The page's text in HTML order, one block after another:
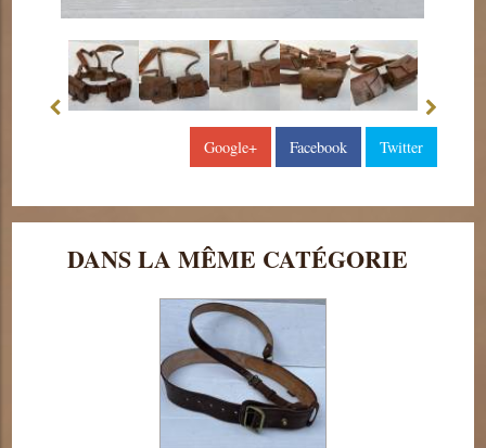
Google+ Facebook Twitter
DANS LA MÊME CATÉGORIE